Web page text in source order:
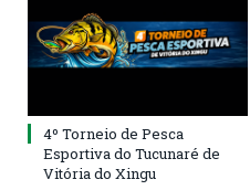
4º Torneio de Pesca
Esportiva do Tucunaré de
Vitória do Xingu